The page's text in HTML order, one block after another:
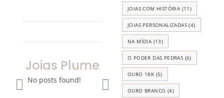
Joias Plume
No posts found!
JOIAS COM HISTÓRIA (11)
JOIAS PERSONALIZADAS (4)
NA MÍDIA (13)
O PODER DAS PEDRAS (6)
OURO 18K (5)
OURO BRANCO (4)